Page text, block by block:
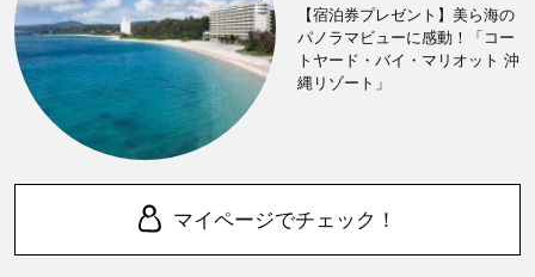
【宿泊券プレゼント】美ら海の
パノラマビューに感動！「コー
トヤード・バイ・マリオット 沖
縄リゾート」
マイページでチェック！